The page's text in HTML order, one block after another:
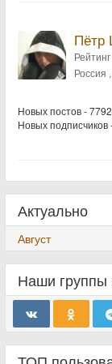
Пётр
Россия
Новых постов -
Новых подписчиков
Актуально
Август
Наши группы